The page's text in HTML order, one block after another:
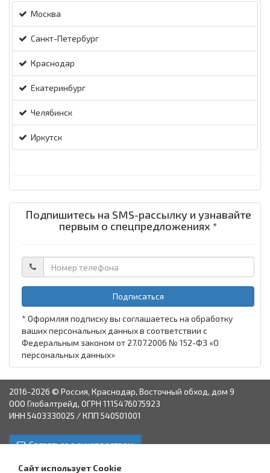
Москва
Санкт-Петербург
Краснодар
Екатеринбург
Челябинск
Иркутск
Подпишитесь на SMS-рассылку и узнавайте
первым о спецпредложениях *
Подписаться
* Оформляя подписку вы соглашаетесь на обработку
ваших персональных данных в соответствии с
Федеральным законом от 27.07.2006 № 152-ФЗ «О
персональных данных»
2016-2026 © Россия, Краснодар, Восточный обход, дом 9
ООО Глобалтрейд, ОГРН 1115476075923
ИНН 5403330025 / КПП 540501001
Связаться с руководством
Сайт использует Cookie